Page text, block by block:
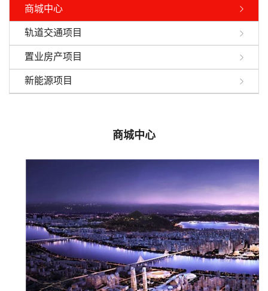
商城中心
轨道交通项目
置业房产项目
新能源项目
商城中心